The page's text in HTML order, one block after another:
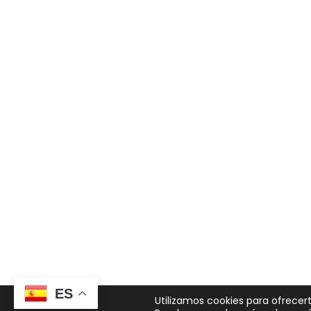
ES
Utilizamos cookies para